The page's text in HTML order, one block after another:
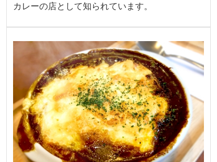
カレーの店として知られています。